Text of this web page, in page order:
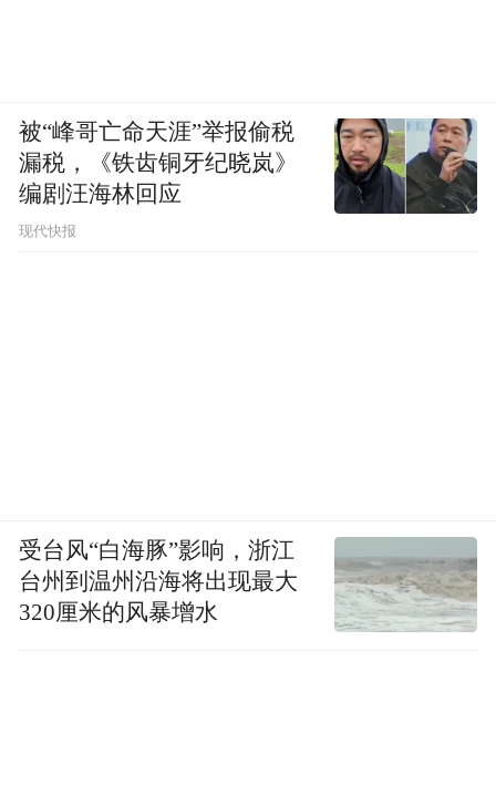
被“峰哥亡命天涯”举报偷税
漏税，《铁齿铜牙纪晓岚》
编剧汪海林回应
现代快报
受台风“白海豚”影响，浙江
台州到温州沿海将出现最大
320厘米的风暴增水